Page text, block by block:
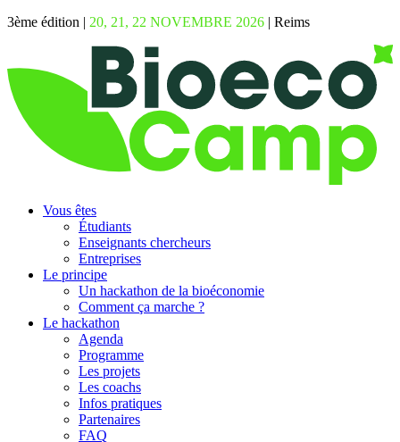
3ème édition | 20, 21, 22 NOVEMBRE 2026 | Reims
Vous êtes
Étudiants
Enseignants chercheurs
Entreprises
Le principe
Un hackathon de la bioéconomie
Comment ça marche ?
Le hackathon
Agenda
Programme
Les projets
Les coachs
Infos pratiques
Partenaires
FAQ